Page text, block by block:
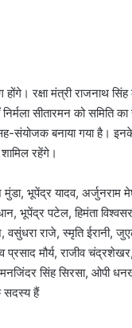
रक्षा मंत्री राजनाथ
निर्मला सीतारमन को समिति
संयोजक बनाया गया है।
रहेंगे।
भूपेंद्र यादव, अर्जुनराम
भूपेंद्र पटेल, हिमंता
वसुंधरा राजे, स्मृति ईरानी,
मौर्य, राजीव
मनजिंदर सिंह सिरसा, ओपी
सदस्य हैं